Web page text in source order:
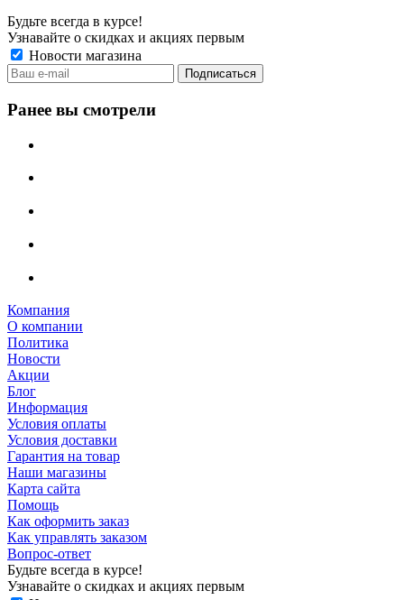
Будьте всегда в курсе!
Узнавайте о скидках и акциях первым
Новости магазина
Ранее вы смотрели
Компания
О компании
Политика
Новости
Акции
Блог
Информация
Условия оплаты
Условия доставки
Гарантия на товар
Наши магазины
Карта сайта
Помощь
Как оформить заказ
Как управлять заказом
Вопрос-ответ
Будьте всегда в курсе!
Узнавайте о скидках и акциях первым